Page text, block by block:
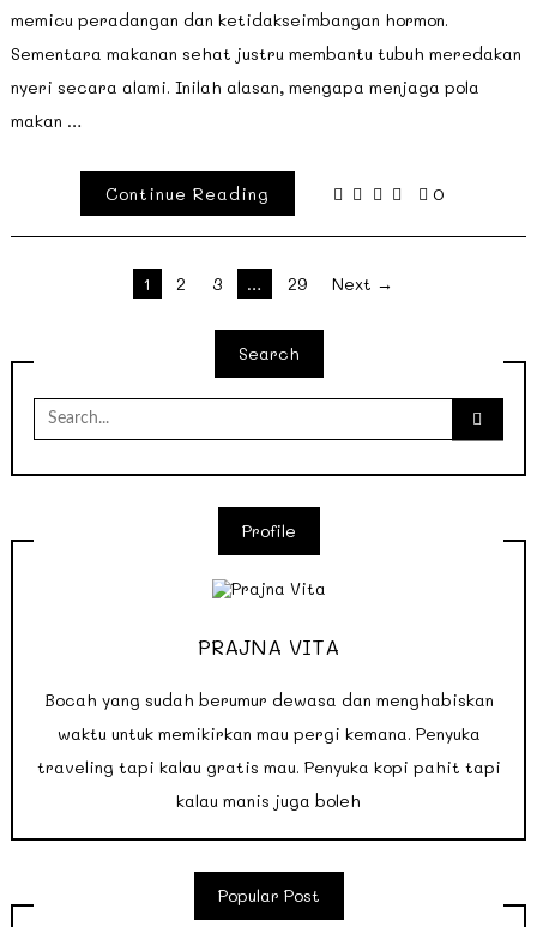
memicu peradangan dan ketidakseimbangan hormon.
Sementara makanan sehat justru membantu tubuh meredakan
nyeri secara alami. Inilah alasan, mengapa menjaga pola
makan …
Continue Reading 0
Paginasi1 2 3 … 29 Next →
Search
Search
for:
Profile
PRAJNA VITA
Bocah yang sudah berumur dewasa dan menghabiskan
waktu untuk memikirkan mau pergi kemana. Penyuka
traveling tapi kalau gratis mau. Penyuka kopi pahit tapi
kalau manis juga boleh
Popular Post